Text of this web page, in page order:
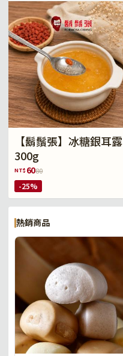
【鬍鬚張】冰糖銀耳露
300g
NT$ 6080
-25%
熱銷商品